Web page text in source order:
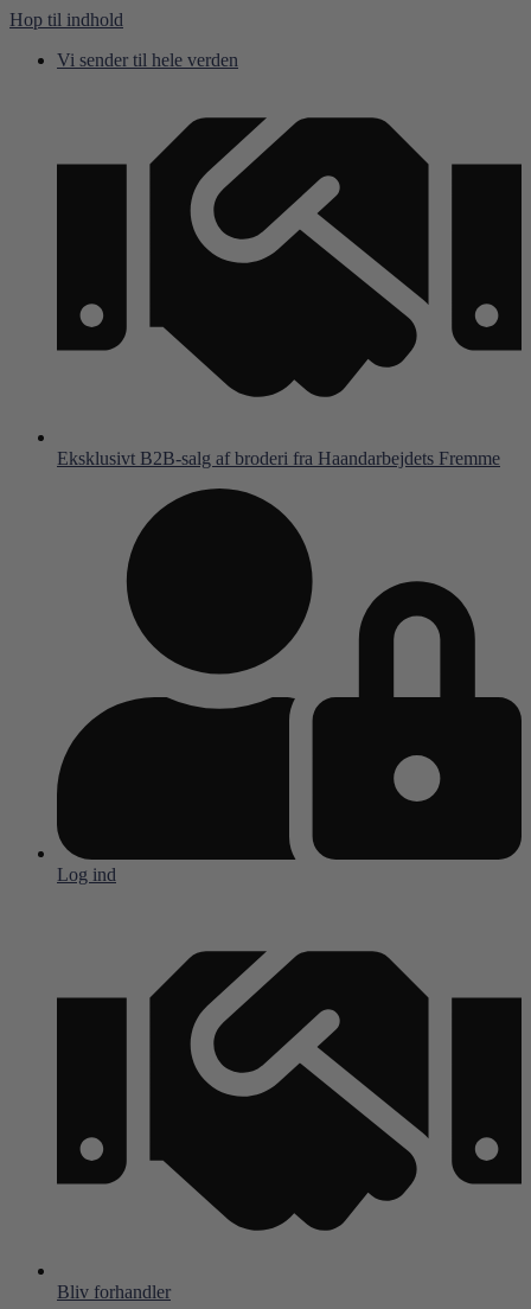
Hop til indhold
Vi sender til hele verden
Eksklusivt B2B-salg af broderi fra Haandarbejdets Fremme
Log ind
Bliv forhandler